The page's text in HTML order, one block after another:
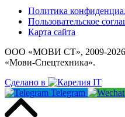
Политика
Пользовательское
Карта сайта
ООО «МОВИ СТ», 2009-2026.
«Мови-Спецтехника».
Сделано в
Telegram